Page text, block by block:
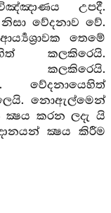
උපදී.
වේදනාව වේ.
තෙමේ
කලකිරෙයි.
වේදනායෙහිත්
නොඇල්මෙන්
ක්‍ෂය කරන ලදැ යි
ක්‍ෂය කිරීම